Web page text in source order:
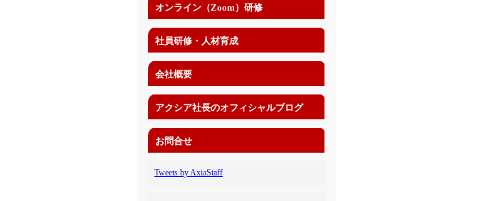
オンライン（Zoom）研修
社員研修・人材育成
会社概要
アクシア社長のオフィシャルブログ
お問合せ
Tweets by AxiaStaff